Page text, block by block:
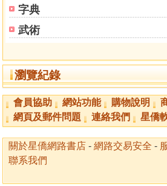
字典
武術
瀏覽紀錄
會員協助 網站功能 購物說明
網頁及郵件問題
連絡我們 星僑
關於星僑網路書店 - 網路交易安全 -
聯系我們